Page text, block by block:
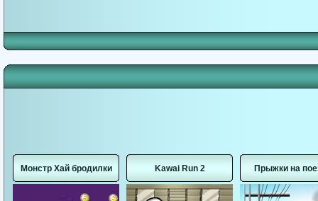
Монстр Хай бродилки Kawai Run 2 Прыжки на